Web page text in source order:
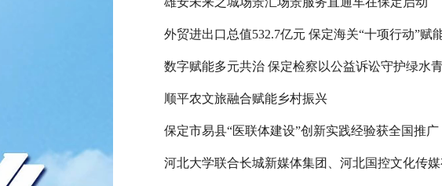
数字赋能多元共治 保定检察以公益诉讼守护绿水
顺平农文旅融合赋能乡村振兴
保定市易县“医联体建设”创新实践经验获全国推广